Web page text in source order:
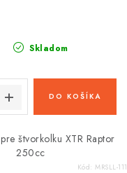
Skladom
DO KOŠÍKA
štvorkolku XTR Raptor
250cc
Kód: MRSLL-111